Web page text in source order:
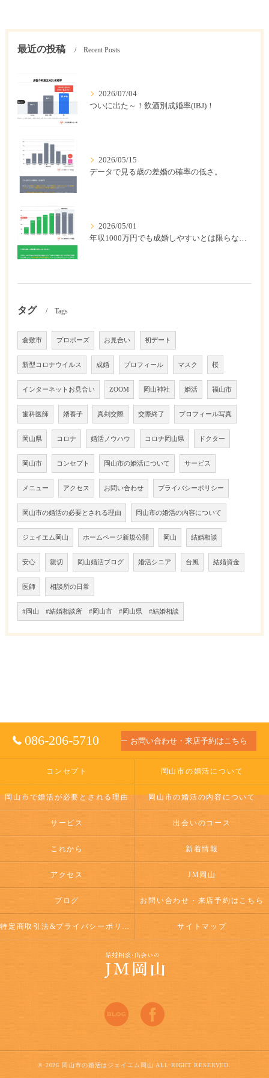
最近の投稿 Recent Posts
2026/07/04
ついに出た～！飲酒別成婚率(IBJ)！
2026/05/15
データで見る歳の差婚の確率の低さ。
2026/05/01
年収1000万円でも成婚しやすいとは限らない? 「年収帯別の成婚率」のリアル
タグ Tags
倉敷市 プロポーズ お見合い 初デート
新型コロナウイルス 成婚 プロフィール マスク 桜
インターネットお見合い ZOOM 岡山神社 婚活 福山市
歯科医師 婿養子 真剣交際 交際終了 プロフィール写真
岡山県 コロナ 婚活ノウハウ コロナ岡山県 ドクター
岡山市 コンセプト 岡山市の婚活について サービス
メニュー アクセス お問い合わせ プライバシーポリシー
岡山市の婚活の必要とされる理由 岡山市の婚活の内容について
ジェイエム岡山 ホームページ新規公開 岡山 結婚相談
安心 親切 岡山婚活ブログ 婚活シニア 台風 結婚資金
医師 相談所の日常
#岡山 #結婚相談所 #岡山市 #岡山県 #結婚相談
086-206-5710 お問い合わせ・来店予約はこちら
コンセプト 岡山市の婚活について
岡山市で婚活が必要とされる理由 岡山市の婚活の内容について
サービス 出会いのコース
これから 新着情報
アクセス JM岡山
ブログ お問い合わせ・来店予約はこちら
特定商取引法&プライバシーポリシー サイトマップ
© 2026 岡山市の婚活はジェイエム岡山 ALL RIGHT RESERVED.